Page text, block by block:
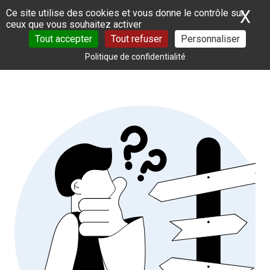
Panneau de gestion des cookies
Ce site utilise des cookies et vous donne le contrôle sur
ceux que vous souhaitez activer
Tout accepter
Tout refuser Personnaliser
Politique de confidentialité
X